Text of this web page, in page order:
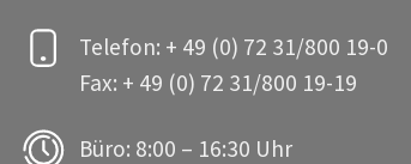
Telefon: + 49 (0) 72 31/800 19-0
Fax: + 49 (0) 72 31/800 19-19
Büro: 8:00 – 16:30 Uhr